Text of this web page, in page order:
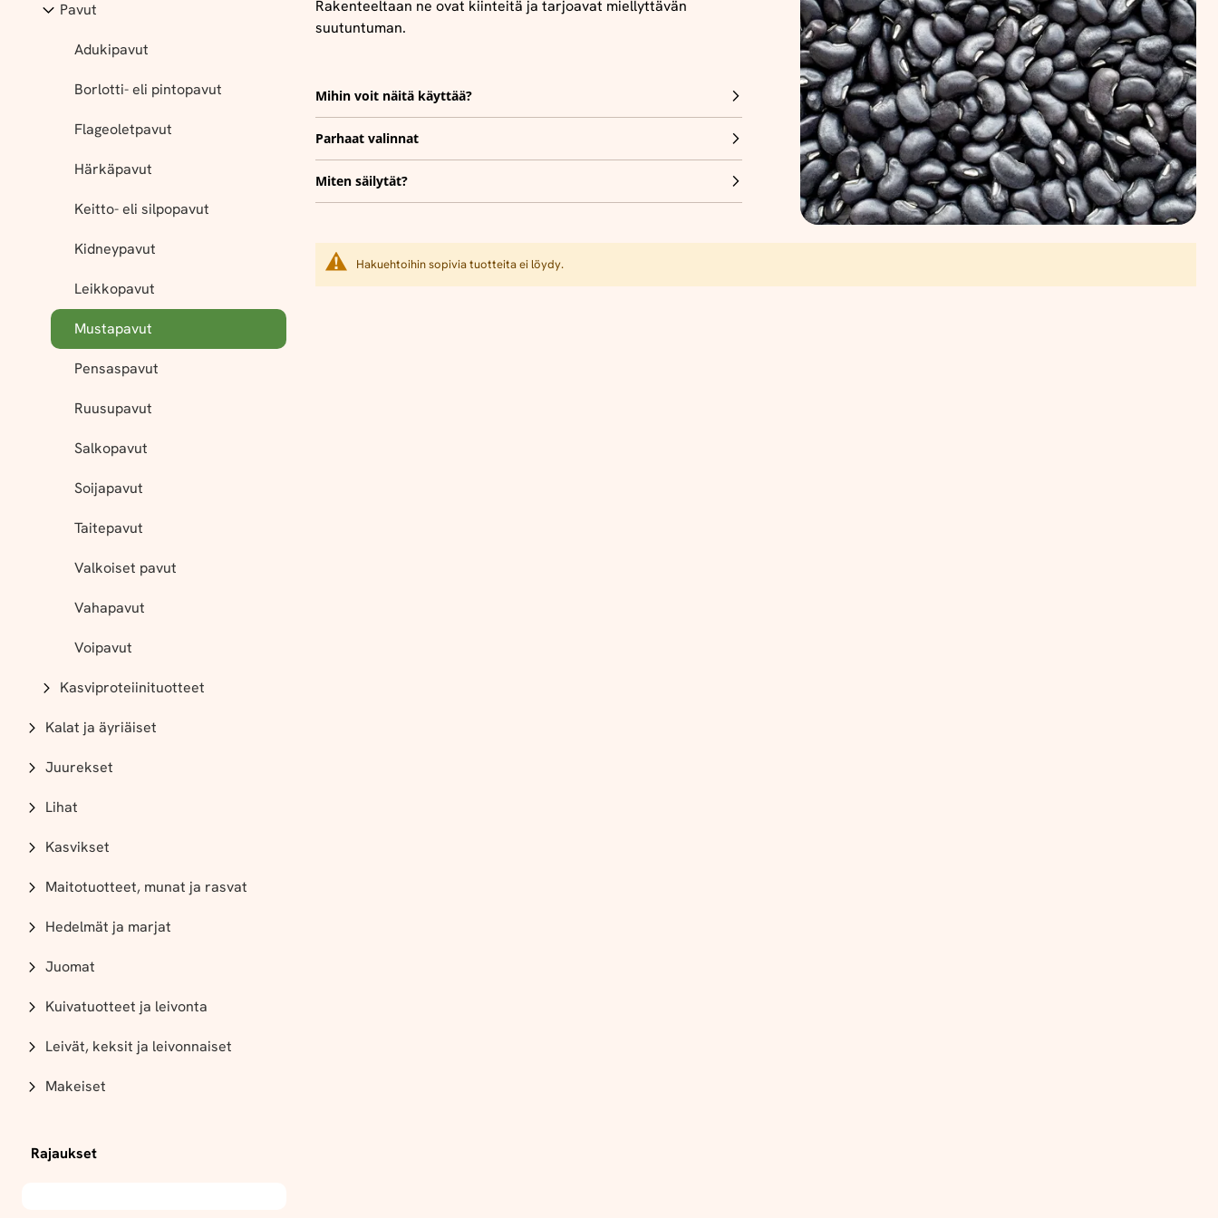
Rakenteeltaan ne ovat kiinteitä ja tarjoavat miellyttävän
suutuntuman.
Mihin voit näitä käyttää?
Parhaat valinnat
Miten säilytät?
Hakuehtoihin sopivia tuotteita ei löydy.
Pavut
Adukipavut
Borlotti- eli pintopavut
Flageoletpavut
Härkäpavut
Keitto- eli silpopavut
Kidneypavut
Leikkopavut
Mustapavut
Pensaspavut
Ruusupavut
Salkopavut
Soijapavut
Taitepavut
Valkoiset pavut
Vahapavut
Voipavut
Kasviproteiinituotteet
Kalat ja äyriäiset
Juurekset
Lihat
Kasvikset
Maitotuotteet, munat ja rasvat
Hedelmät ja marjat
Juomat
Kuivatuotteet ja leivonta
Leivät, keksit ja leivonnaiset
Makeiset
Rajaukset